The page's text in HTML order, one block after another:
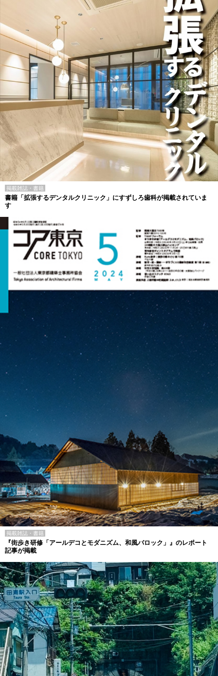
掲載雑誌・書籍
書籍「拡張するデンタルクリニック」にすずしろ歯科が掲載されていま
す
掲載雑誌・書籍
『街歩き研修「アールデコとモダニズム、和風バロック」』のレポート
記事が掲載